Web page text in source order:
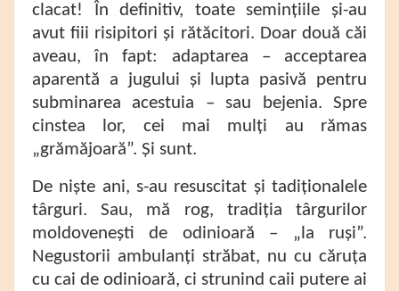
clacat! În definitiv, toate semințiile și-au
avut fiii risipitori și rătăcitori. Doar două căi
aveau, în fapt: adaptarea – acceptarea
aparentă a jugului și lupta pasivă pentru
subminarea acestuia – sau bejenia. Spre
cinstea lor, cei mai mulți au rămas
„grămăjoară”. Și sunt.
De niște ani, s-au resuscitat și tadiționalele
târguri. Sau, mă rog, tradiția târgurilor
moldovenești de odinioară – „la ruși”.
Negustorii ambulanți străbat, nu cu căruța
cu cai de odinioară, ci strunind caii putere ai